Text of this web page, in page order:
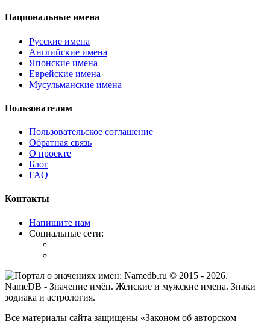
Национальные имена
Русские имена
Английские имена
Японские имена
Еврейские имена
Мусульманские имена
Пользователям
Пользовательское соглашение
Обратная связь
О проекте
Блог
FAQ
Контакты
Напишите нам
Социальные сети:
© 2015 - 2026.
NameDB - Значение имён. Женские и мужские имена. Знаки
зодиака и астрология.
Все материалы сайта защищены «Законом об авторском